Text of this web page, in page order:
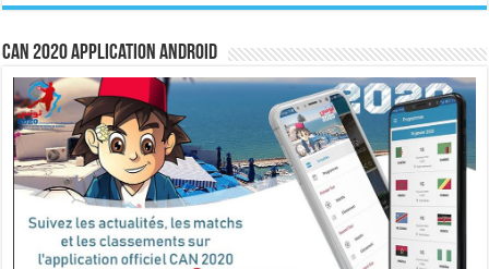
CAN 2020 Application Android